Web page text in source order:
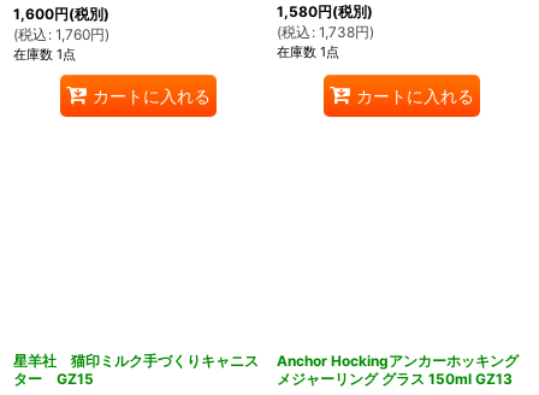
1,600円(税別)
(税込 : 1,760円)
在庫数 1点
カートに入れる
1,580円(税別)
(税込 : 1,738円)
在庫数 1点
カートに入れる
星羊社 猫印ミルク手づくりキャニス
ター GZ15
Anchor Hockingアンカーホッキング
メジャーリング グラス 150ml GZ13